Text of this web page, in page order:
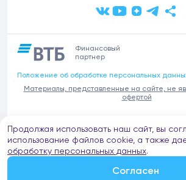
Финансовый
партнер
Положение об обработке персональных
Материалы, представленные на сайте, не
офертой
В связи с участившимися случаями
имени компании Донстрой (проведения
отделочных материалов и т.п.), обращаем
компания Донстрой не оказывает таких
представительств такого профиля и не
Продолжая использовать наш сайт, вы
использование файлов cookie, а также
обработку персональных данных.
Согласен